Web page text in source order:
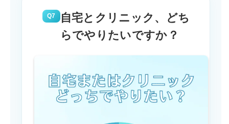
Q7
自宅とクリニック、どち
らでやりたいですか？